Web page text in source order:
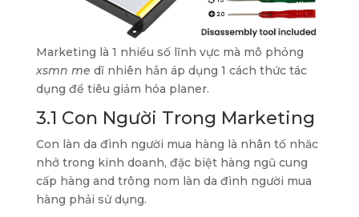
Marketing là 1 nhiều số lĩnh vực mà mô phỏng
xsmn me dĩ nhiên hẳn áp dụng 1 cách thức tác
dụng để tiêu giảm hóa planer.
3.1 Con Người Trong Marketing
Con làn da đình người mua hàng là nhân tố nhăc
nhở trong kinh doanh, đặc biệt hàng ngũ cung
cấp hàng and trông nom làn da đình người mua
hàng phải sử dụng.